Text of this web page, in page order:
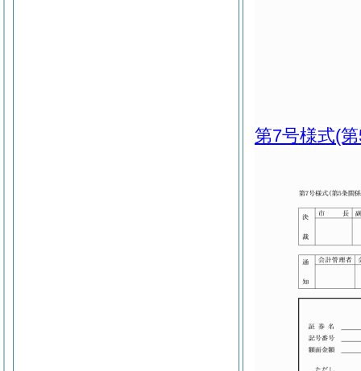
第7号様式(